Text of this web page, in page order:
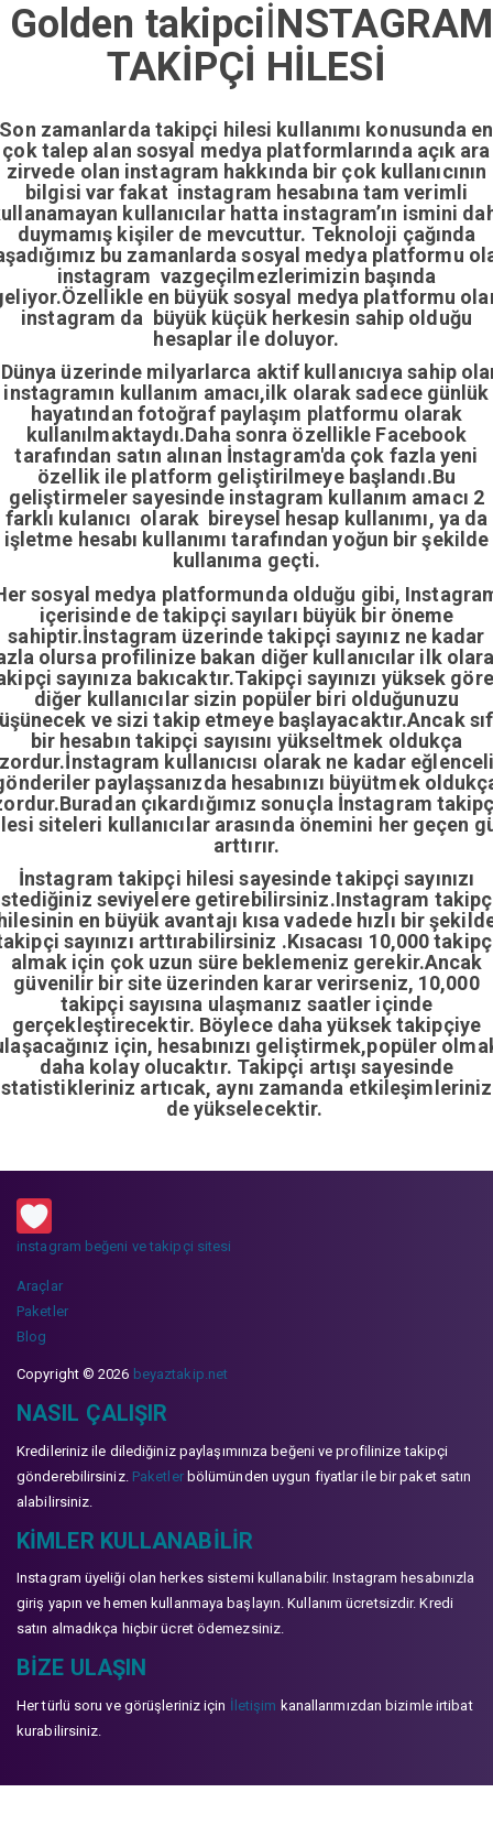
Golden takipciİNSTAGRAM
TAKİPÇİ HİLESİ
Son zamanlarda takipçi hilesi kullanımı konusunda en
çok talep alan sosyal medya platformlarında açık ara
zirvede olan instagram hakkında bir çok kullanıcının
bilgisi var fakat instagram hesabına tam verimli
kullanıcılar hatta instagram’ın ismini
duymamış kişiler de mevcuttur. Teknoloji çağında
bu zamanlarda sosyal medya platformu
instagram vazgeçilmezlerimizin başında
en büyük sosyal medya platformu
instagram da büyük küçük herkesin sahip olduğu
hesaplar ile doluyor.
üzerinde milyarlarca aktif kullanıcıya sahip
instagramın kullanım amacı,ilk olarak sadece günlük
hayatından fotoğraf paylaşım platformu olarak
kullanılmaktaydı.Daha sonra özellikle Facebook
tarafından satın alınan İnstagram'da çok fazla yeni
özellik ile platform geliştirilmeye başlandı.Bu
geliştirmeler sayesinde instagram kullanım amacı 2
farklı kulanıcı olarak bireysel hesap kullanımı, ya da
işletme hesabı kullanımı tarafından yoğun bir şekilde
kullanıma geçti.
sosyal medya platformunda olduğu gibi,
içerisinde de takipçi sayıları büyük bir öneme
sahiptir.İnstagram üzerinde takipçi sayınız ne kadar
olursa profilinize bakan diğer kullanıcılar ilk
sayınıza bakıcaktır.Takipçi sayınızı yüksek
diğer kullanıcılar sizin popüler biri olduğunuzu
ve sizi takip etmeye başlayacaktır.Ancak
bir hesabın takipçi sayısını yükseltmek oldukça
kullanıcısı olarak ne kadar
paylaşsanızda hesabınızı büyütmek
çıkardığımız sonuçla İnstagram
siteleri kullanıcılar arasında önemini her geçen
arttırır.
İnstagram takipçi hilesi sayesinde takipçi sayınızı
seviyelere getirebilirsiniz.Instagram
en büyük avantajı kısa vadede hızlı bir
sayınızı arttırabilirsiniz .Kısacası 10,000
almak için çok uzun süre beklemeniz gerekir.Ancak
güvenilir bir site üzerinden karar verirseniz, 10,000
takipçi sayısına ulaşmanız saatler içinde
gerçekleştirecektir. Böylece daha yüksek takipçiye
için, hesabınızı geliştirmek,popüler
daha kolay olucaktır. Takipçi artışı sayesinde
artıcak, aynı zamanda
de yükselecektir.
instagram beğeni ve takipçi sitesi
Araçlar
Paketler
Blog
Copyright © 2026 beyaztakip.net
NASIL ÇALIŞIR
Kredileriniz ile dilediğiniz paylaşımınıza beğeni ve profilinize takipçi
gönderebilirsiniz. Paketlerbölümünden uygun fiyatlar ile bir paket satın
alabilirsiniz.
KIMLER KULLANABILIR
Instagram üyeliği olan herkes sistemi kullanabilir. Instagram hesabınızla
giriş yapın ve hemen kullanmaya başlayın. Kullanım ücretsizdir. Kredi
satın almadıkça hiçbir ücret ödemezsiniz.
BIZE ULAŞIN
Her türlü soru ve görüşleriniz için İletişim kanallarımızdan bizimle irtibat
kurabilirsiniz.